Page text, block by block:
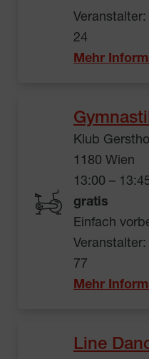
24
Mehr
Klub
1180 Wien
13:00 –
gratis
Einfach
77
Mehr
Line